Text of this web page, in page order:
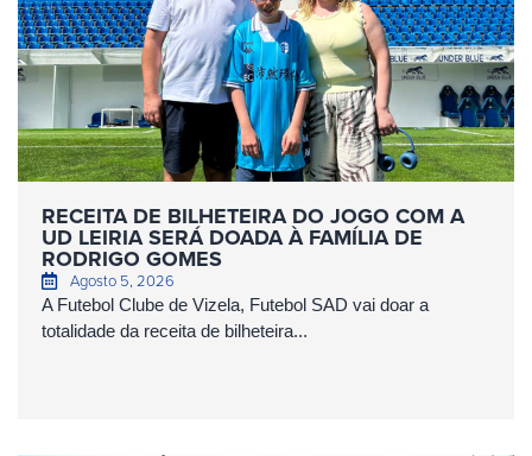
RECEITA DE BILHETEIRA DO JOGO COM A
UD LEIRIA SERÁ DOADA À FAMÍLIA DE
RODRIGO GOMES
Agosto 5, 2026
A Futebol Clube de Vizela, Futebol SAD vai doar a
totalidade da receita de bilheteira...